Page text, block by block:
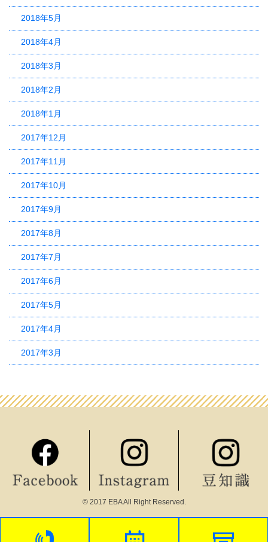
2018年5月
2018年4月
2018年3月
2018年2月
2018年1月
2017年12月
2017年11月
2017年10月
2017年9月
2017年8月
2017年7月
2017年6月
2017年5月
2017年4月
2017年3月
© 2017 EBA All Right Reserved.